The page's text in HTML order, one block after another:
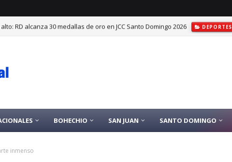
RD alcanza 30 medallas de oro en JCC Santo Domingo 2026 DEPORTES
BOHECHIO SAN JUAN SANTO DOMINGO
inmenso